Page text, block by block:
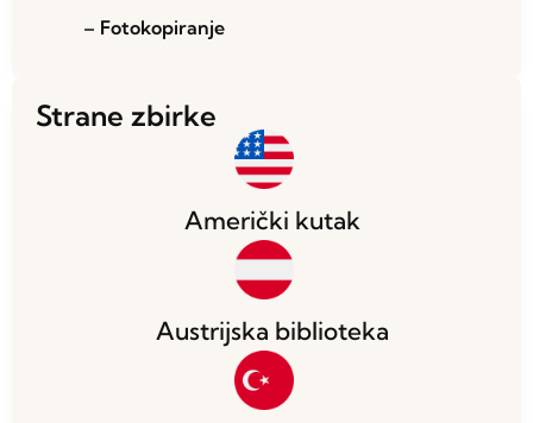
– Fotokopiranje
Strane zbirke
Američki kutak
Austrijska biblioteka